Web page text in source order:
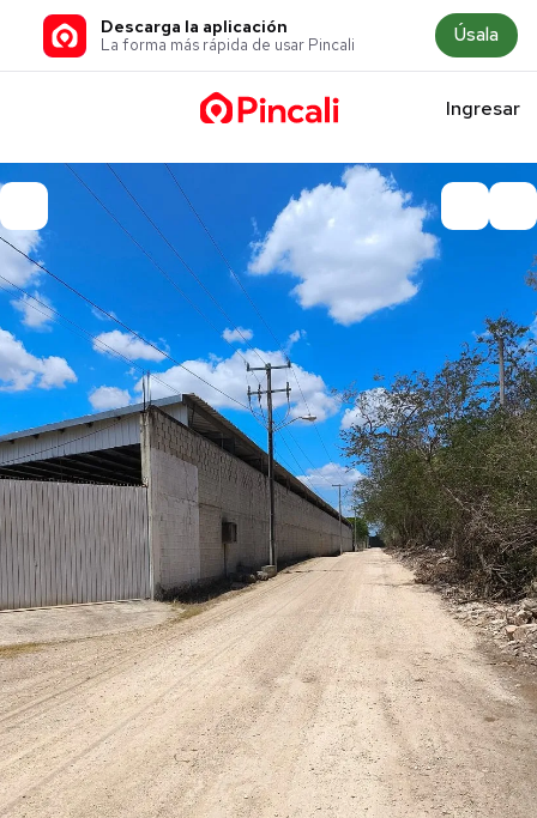
Descarga la aplicación
La forma más rápida de usar Pincali Úsala
Ingresar